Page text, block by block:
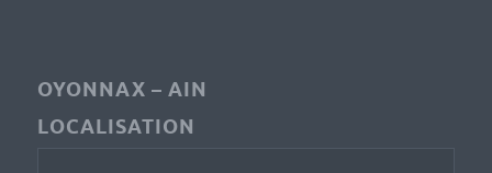
OYONNAX – AIN
LOCALISATION